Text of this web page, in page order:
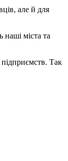
але й для
наші міста та
Так